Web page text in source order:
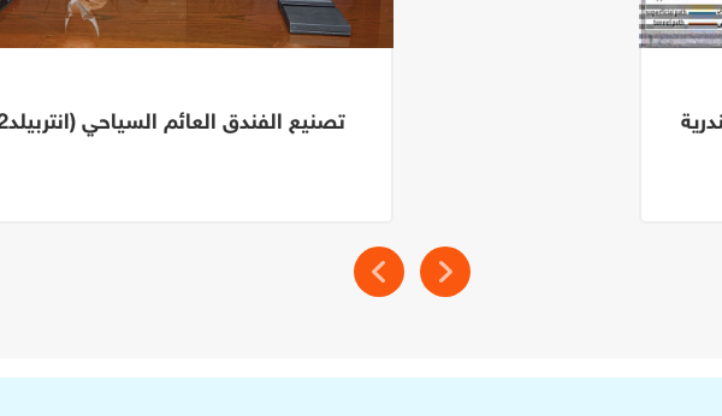
تصنيع الفندق العائم السياحي (انتربيلد2)